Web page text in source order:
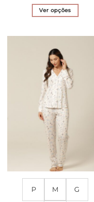
Ver opções
várias
variantes.
As
opções
podem
ser
escolhidas
na
página
do
produto
P M G